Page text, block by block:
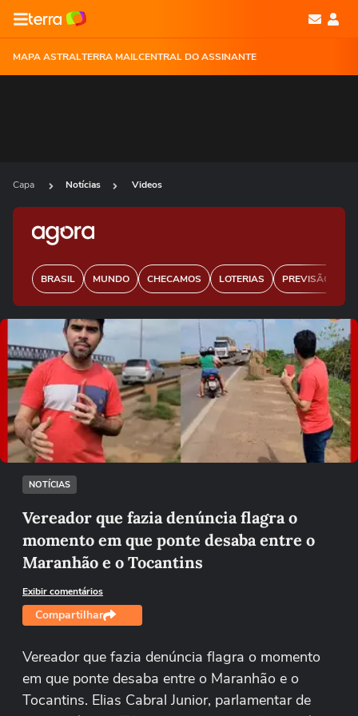
MAPA ASTRALTERRA MAILCENTRAL DO ASSINANTE
Capa Notícias Videos
BRASIL MUNDO CHECAMOS LOTERIAS PREVISÃO DO
Ops!
Não foi possível reproduzir o vídeo
Tentar novamente
NOTÍCIAS
Vereador que fazia denúncia flagra o
momento em que ponte desaba entre o
Maranhão e o Tocantins
Exibir comentários
Compartilhar
Vereador que fazia denúncia flagra o momento
em que ponte desaba entre o Maranhão e o
Tocantins. Elias Cabral Junior, parlamentar de